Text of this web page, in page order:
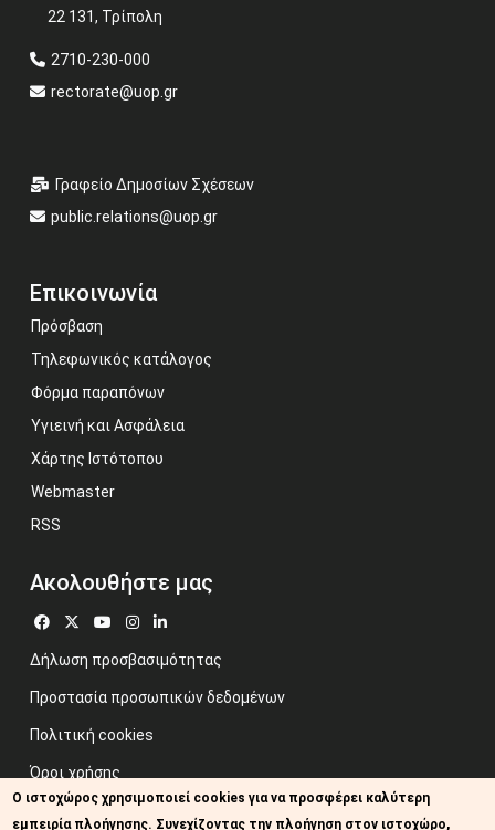
22 131, Τρίπολη
2710-230-000
rectorate@uop.gr
Γραφείο Δημοσίων Σχέσεων
public.relations@uop.gr
Επικοινωνία
Πρόσβαση
Τηλεφωνικός κατάλογος
Φόρμα παραπόνων
Υγιεινή και Ασφάλεια
Χάρτης Ιστότοπου
Webmaster
RSS
Ακολουθήστε μας
Δήλωση προσβασιμότητας
Προστασία προσωπικών δεδομένων
Πολιτική cookies
Όροι χρήσης
Προηγούμενος ιστότοπος
Ο ιστοχώρος χρησιμοποιεί cookies για να προσφέρει καλύτερη
εμπειρία πλοήγησης. Συνεχίζοντας την πλοήγηση στον ιστοχώρο,